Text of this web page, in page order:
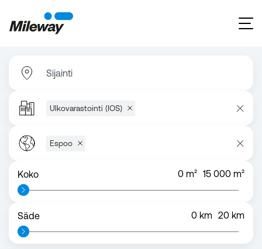
Sijainti
Ulkovarastointi (IOS)
Espoo
Koko 0 m² 15 000 m²
Säde 0 km 20 km